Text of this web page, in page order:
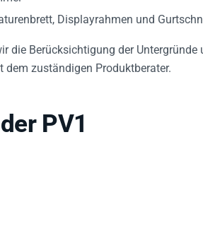
Displayrahmen und
die Berücksichtigung der Untergründe
zuständigen Produktberater.
PV1